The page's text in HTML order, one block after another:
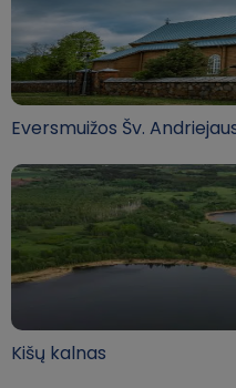
Eversmuižos Šv.
Kišų kalnas